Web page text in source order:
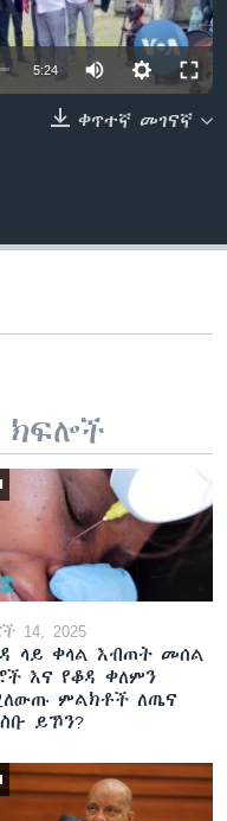
5:24
ቀጥተኛ መገናኛ
14, 2025
ላይ ቀላል እብጠት መሰል
እና የቆዳ ቀለምን
ምልክቶች ለጤና
ይኾን?